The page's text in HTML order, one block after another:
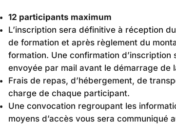
12 participants maximum
L’inscription sera définitive à réception
de formation et après règlement du
formation. Une confirmation d’inscription
envoyée par mail avant le démarrage de
Frais de repas, d’hébergement, de
charge de chaque participant.
Une convocation regroupant les
moyens d’accès vous sera communiqué